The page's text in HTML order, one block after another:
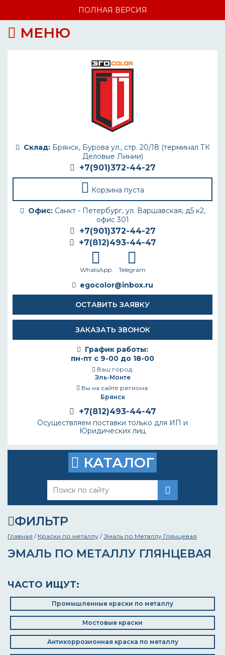
ПОЛНАЯ ВЕРСИЯ
МЕНЮ
Склад:Брянск, Бурова ул., стр. 20/18 (терминал ТК
Деловые Линии)
+7(901)372-44-27
Корзина пуста
Офис:Санкт - Петербург, ул. Варшавская, д5 к2,
офис 301
+7(901)372-44-27
+7(812)493-44-47
WhatsApp Telegram
egocolor@inbox.ru
ОСТАВИТЬ ЗАЯВКУ
ЗАКАЗАТЬ ЗВОНОК
График работы:
пн-пт с 9-00 до 18-00
Ваш город:
Эль-Монте
Вы на сайте региона:
Брянск
+7(812)493-44-47
Осуществляем поставки только для ИП и
Юридических лиц
КАТАЛОГ
ФИЛЬТР
Главная / Краски по металлу /Эмаль по Металлу Глянцевая
ЭМАЛЬ ПО МЕТАЛЛУ ГЛЯНЦЕВАЯ
ЧАСТО ИЩУТ:
Промышленные краски по металлу
Мостовые краски
Антикоррозионная краска по металлу